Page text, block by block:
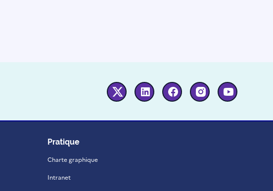
Twitter Linkedin FacebookInstagram
Pratique
Charte graphique
Intranet